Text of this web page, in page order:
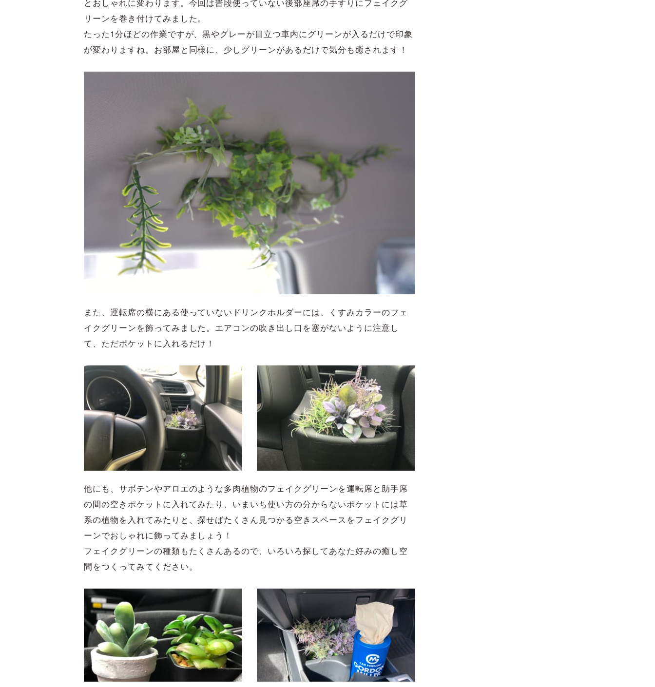
リーンを巻き付けてみました。
たった1分ほどの作業ですが、黒やグレーが目立つ車内にグリーンが入るだけで印象
が変わりますね。お部屋と同様に、少しグリーンがあるだけで気分も癒されます！
また、運転席の横にある使っていないドリンクホルダーには、くすみカラーのフェ
イクグリーンを飾ってみました。エアコンの吹き出し口を塞がないように注意し
て、ただポケットに入れるだけ！
他にも、サボテンやアロエのような多肉植物のフェイクグリーンを運転席と助手席
の間の空きポケットに入れてみたり、いまいち使い方の分からないポケットには草
系の植物を入れてみたりと、探せばたくさん見つかる空きスペースをフェイクグリ
ーンでおしゃれに飾ってみましょう！
フェイクグリーンの種類もたくさんあるので、いろいろ探してあなた好みの癒し空
間をつくってみてください。